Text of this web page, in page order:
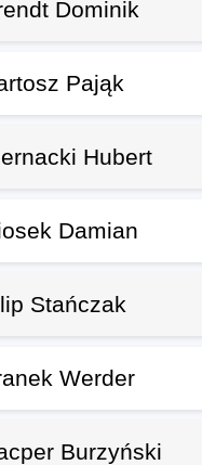
Dominik
Pająk
Hubert
Damian
Stańczak
Werder
Burzyński